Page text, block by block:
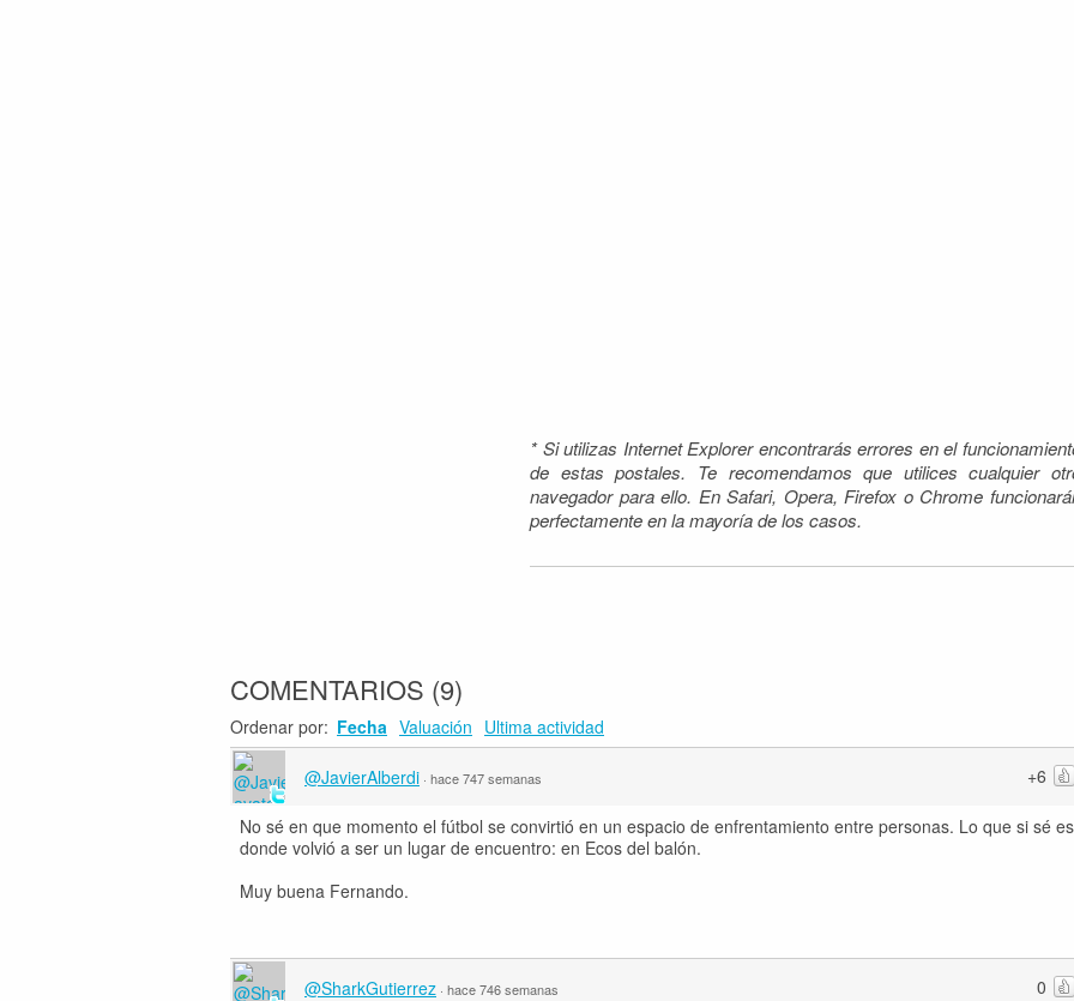
* Si utilizas Internet Explorer encontrarás errores en el
de estas postales. Te recomendamos que utilices cualquier
navegador para ello. En Safari, Opera, Firefox o Chrome
perfectamente en la mayoría de los casos.
COMENTARIOS (9)
Ordenar por: Fecha Valuación Ultima actividad
+6
@JavierAlberdi · hace 747 semanas
No sé en que momento el fútbol se convirtió en un espacio de enfrentamiento entre personas. Lo que si sé es
donde volvió a ser un lugar de encuentro: en Ecos del balón.
Muy buena Fernando.
0
@SharkGutierrez · hace 746 semanas